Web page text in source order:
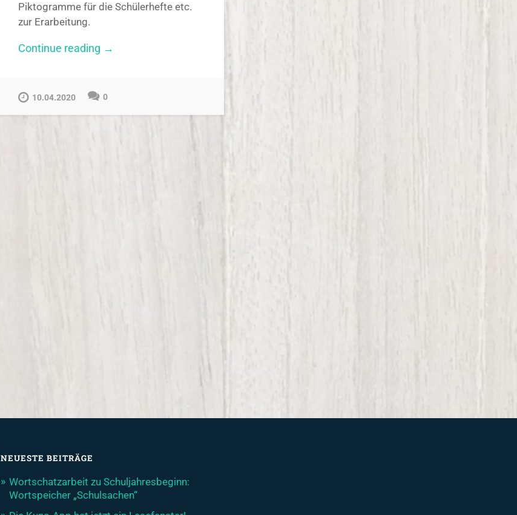
Piktogramme für die Schülerhefte etc.
zur Erarbeitung.
Continue reading „Gesprächsregeln“
→
10.04.2020 0
NEUESTE BEITRÄGE
Wortschatzarbeit zu Schuljahresbeginn:
Wortspeicher „Schulsachen“